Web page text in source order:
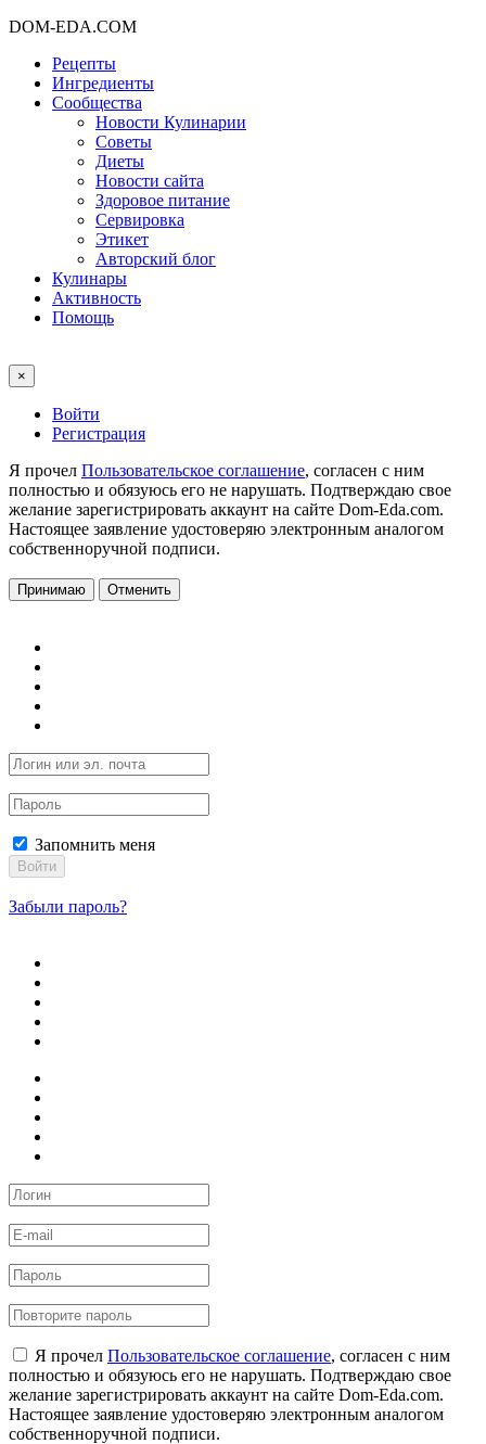
DOM-EDA.COM
Рецепты
Ингредиенты
Сообщества
Новости Кулинарии
Советы
Диеты
Новости сайта
Здоровое питание
Сервировка
Этикет
Авторский блог
Кулинары
Активность
Помощь
×
Войти
Регистрация
Я прочел Пользовательское соглашение, согласен с ним
полностью и обязуюсь его не нарушать. Подтверждаю свое
желание зарегистрировать аккаунт на сайте Dom-Eda.com.
Настоящее заявление удостоверяю электронным аналогом
собственноручной подписи.
Принимаю Отменить
Запомнить меня
Войти
Забыли пароль?
Я прочел Пользовательское соглашение, согласен с ним
полностью и обязуюсь его не нарушать. Подтверждаю свое
желание зарегистрировать аккаунт на сайте Dom-Eda.com.
Настоящее заявление удостоверяю электронным аналогом
собственноручной подписи.